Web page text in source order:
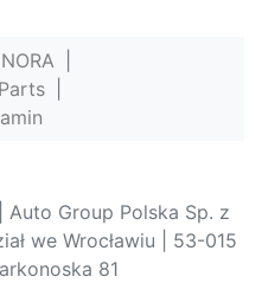
| Auto Group Polska Sp. z
we Wrocławiu | 53-015
81